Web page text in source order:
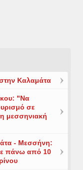
Καλαμάτα
"Να
σε
μεσσηνιακή
- Μεσσήνη:
πάνω από 10